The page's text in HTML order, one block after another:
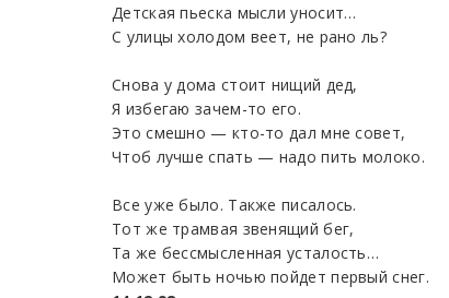
Детская пьеска мысли уносит…
С улицы холодом веет, не рано ль?
Снова у дома стоит нищий дед,
Я избегаю зачем-то его.
Это смешно — кто-то дал мне совет,
Чтоб лучше спать — надо пить молоко.
Все уже было. Также писалось.
Тот же трамвая звенящий бег,
Та же бессмысленная усталость…
Может быть ночью пойдет первый снег.